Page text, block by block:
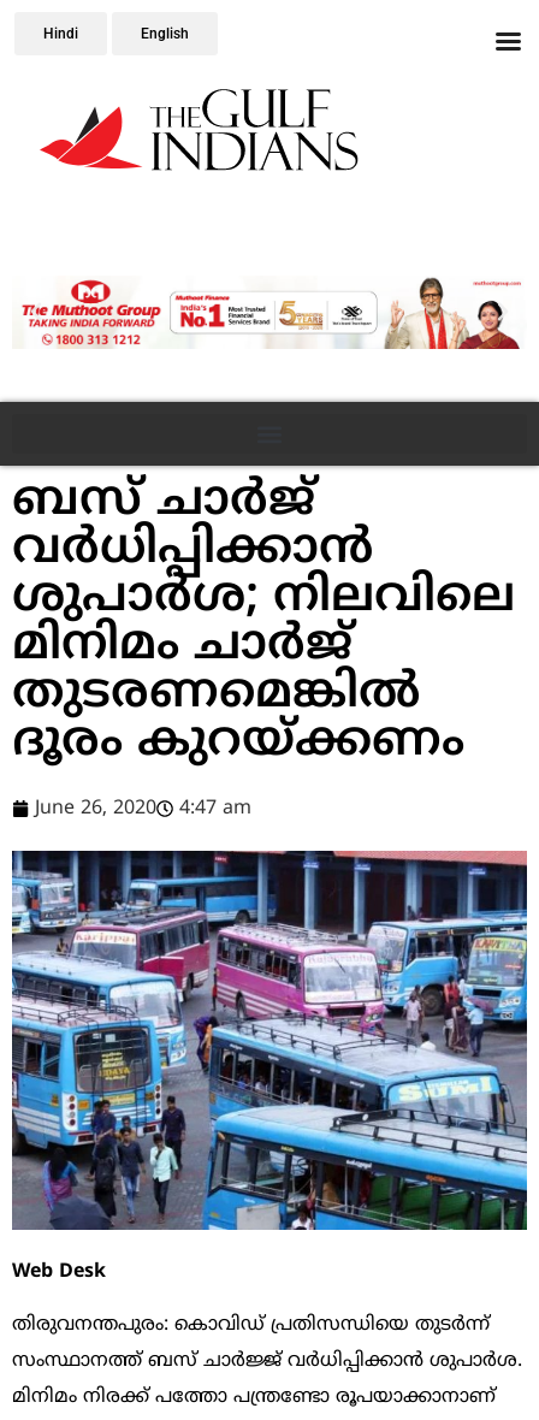
Hindi English
ബസ് ചാര്‍ജ്
വര്‍ധിപ്പിക്കാന്‍
ശുപാര്‍ശ; നിലവിലെ
മിനിമം ചാര്‍ജ്
തുടരണമെങ്കില്‍
ദൂരം കുറയ്ക്കണം
June 26, 2020 4:47 am
Web Desk
തിരുവനന്തപുരം: കൊവിഡ് പ്രതിസന്ധിയെ തുടര്‍ന്ന്
സംസ്ഥാനത്ത് ബസ് ചാര്‍ജ്ജ് വര്‍ധിപ്പിക്കാന്‍ ശുപാര്‍ശ.
മിനിമം നിരക്ക് പത്തോ പന്ത്രണ്ടോ രൂപയാക്കാനാണ്